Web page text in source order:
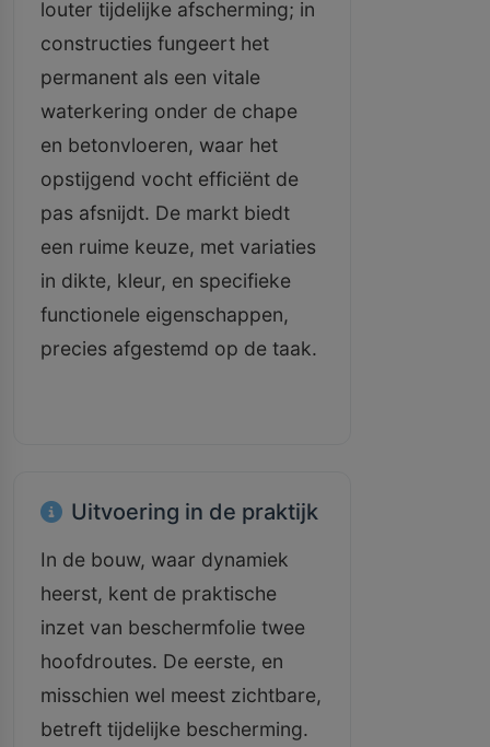
louter tijdelijke afscherming; in
constructies fungeert het
permanent als een vitale
waterkering onder de chape
en betonvloeren, waar het
opstijgend vocht efficiënt de
pas afsnijdt. De markt biedt
een ruime keuze, met variaties
in dikte, kleur, en specifieke
functionele eigenschappen,
precies afgestemd op de taak.
Uitvoering in de praktijk
In de bouw, waar dynamiek
heerst, kent de praktische
inzet van beschermfolie twee
hoofdroutes. De eerste, en
misschien wel meest zichtbare,
betreft tijdelijke bescherming.